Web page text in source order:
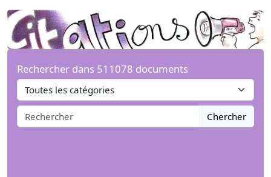
Rechercher dans 511078 documents
Chercher